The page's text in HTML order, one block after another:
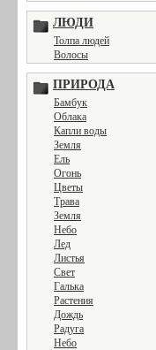
ЛЮДИ
Толпа людей
Волосы
ПРИРОДА
Бамбук
Облака
Капли воды
Земля
Ель
Огонь
Цветы
Трава
Земля
Небо
Лед
Листья
Свет
Галька
Растения
Дождь
Радуга
Небо